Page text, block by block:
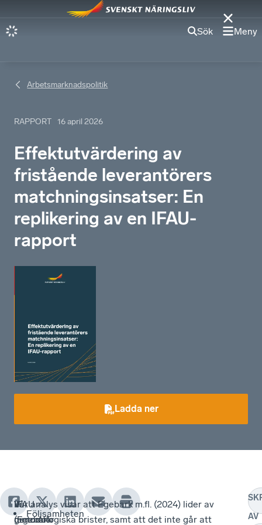
Sök Meny
Arbetsmarknadspolitik
RAPPORT 16 april 2026
Effektutvärdering av
fristående leverantörers
matchningsinsatser: En
replikering av en IFAU-
rapport
Ladda ner
IFAU
(Egebark
Vi
genomför
Följsamheten
Vår analys visar att Egebark m.fl. (2024) lider av
metodologiska brister, samt att det inte går att
AV